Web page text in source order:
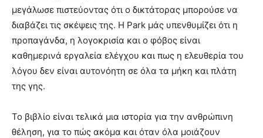
μεγάλωσε πιστεύοντας ότι ο δικτάτορας μπορούσε να
διαβάζει τις σκέψεις της. Η Park μάς υπενθυμίζει ότι η
προπαγάνδα, η λογοκρισία και ο φόβος είναι
καθημερινά εργαλεία ελέγχου και πως η ελευθερία του
λόγου δεν είναι αυτονόητη σε όλα τα μήκη και πλάτη
της γης.
Το βιβλίο είναι τελικά μια ιστορία για την ανθρώπινη
θέληση, για το πώς ακόμα και όταν όλα μοιάζουν